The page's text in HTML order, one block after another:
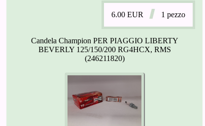
6.00 EUR 1 pezzo
Candela Champion PER PIAGGIO LIBERTY
BEVERLY 125/150/200 RG4HCX, RMS
(246211820)